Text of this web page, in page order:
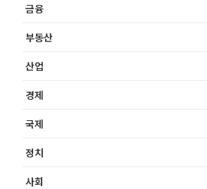
금융
부동산
산업
경제
국제
정치
사회